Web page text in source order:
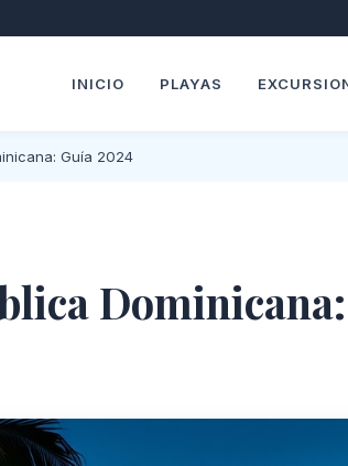
INICIO PLAYAS
Guía 2024